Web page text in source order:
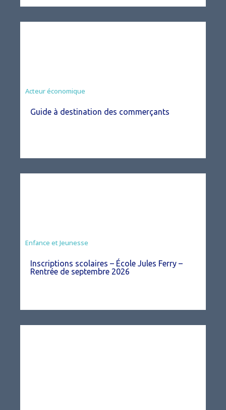
Acteur économique
Guide à destination des commerçants
Enfance et Jeunesse
Inscriptions scolaires – École Jules Ferry –
Rentrée de septembre 2026